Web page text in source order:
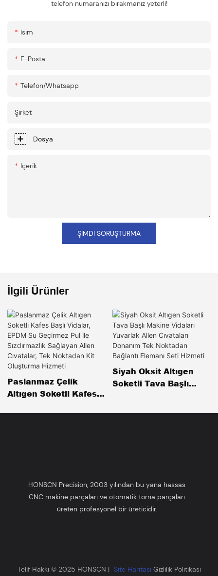
telefon numaranızı bırakmanız yeterli!
Isim
E-Posta
Telefon/whatsapp
Şirket
Dosya
Içerik
ŞIMDI SORUŞTURMA
İlgili Ürünler
Paslanmaz Çelik
Altıgen Soketli Kafes
Siyah Oksit Altıgen
Soketli Tava Başlı
HONSCN Precision, 2003 yılından bu yana hassas
CNC makine parçaları ve otomatik torna parçaları
üreten profesyonel bir üreticidir.
Telif Hakkı © 2025 HONSCN | Site Haritası Gizlilik Politikası